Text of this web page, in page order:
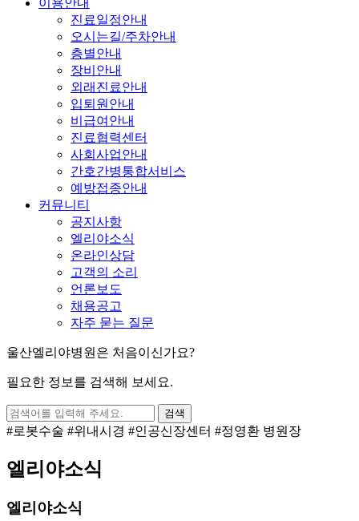
이용안내
진료일정안내
오시는길/주차안내
층별안내
장비안내
외래진료안내
입퇴원안내
비급여안내
진료협력센터
사회사업안내
간호간병통합서비스
예방접종안내
커뮤니티
공지사항
엘리야소식
온라인상담
고객의 소리
언론보도
채용공고
자주 묻는 질문
울산엘리야병원은 처음이신가요?
필요한 정보를 검색해 보세요.
검색
#로봇수술 #위내시경 #인공신장센터 #정영환 병원장
엘리야소식
엘리야소식